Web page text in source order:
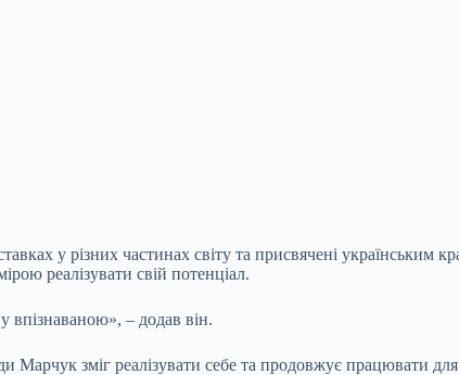
у різних частинах світу та присвячені українським
реалізувати свій потенціал.
впізнаваною», – додав він.
Марчук зміг реалізувати себе та продовжує працювати